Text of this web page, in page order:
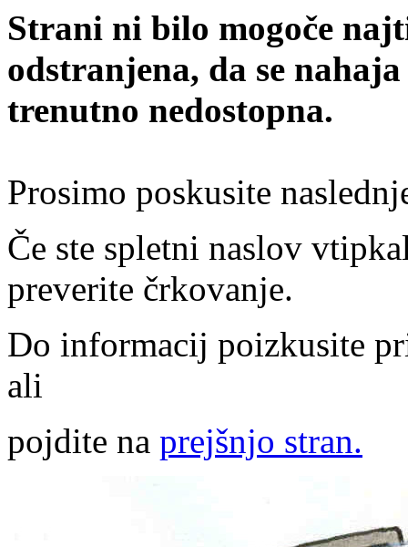
Strani ni bilo mogoče
odstranjena, da se
trenutno nedostopna.
Prosimo poskusite
Če ste spletni naslov
preverite črkovanje.
Do informacij poizkusite
ali
pojdite na prejšnjo stran.